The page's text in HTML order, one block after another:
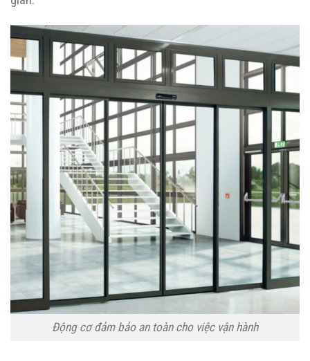
Động cơ đảm bảo an toàn cho việc vận hành